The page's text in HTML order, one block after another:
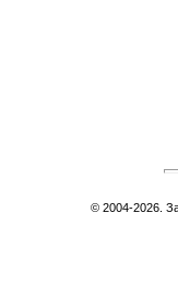
© 2004-2026.